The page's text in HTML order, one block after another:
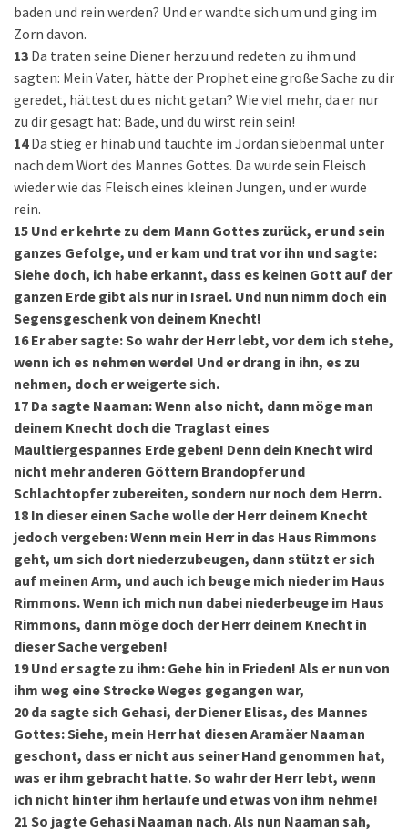
baden und rein werden? Und er wandte sich um und ging im
Zorn davon.
13 Da traten seine Diener herzu und redeten zu ihm und
sagten: Mein Vater, hätte der Prophet eine große Sache zu dir
geredet, hättest du es nicht getan? Wie viel mehr, da er nur
zu dir gesagt hat: Bade, und du wirst rein sein!
14 Da stieg er hinab und tauchte im Jordan siebenmal unter
nach dem Wort des Mannes Gottes. Da wurde sein Fleisch
wieder wie das Fleisch eines kleinen Jungen, und er wurde
rein.
15 Und er kehrte zu dem Mann Gottes zurück, er und sein
ganzes Gefolge, und er kam und trat vor ihn und sagte:
Siehe doch, ich habe erkannt, dass es keinen Gott auf der
ganzen Erde gibt als nur in Israel. Und nun nimm doch ein
Segensgeschenk von deinem Knecht!
16 Er aber sagte: So wahr der Herr lebt, vor dem ich stehe,
wenn ich es nehmen werde! Und er drang in ihn, es zu
nehmen, doch er weigerte sich.
17 Da sagte Naaman: Wenn also nicht, dann möge man
deinem Knecht doch die Traglast eines
Maultiergespannes Erde geben! Denn dein Knecht wird
nicht mehr anderen Göttern Brandopfer und
Schlachtopfer zubereiten, sondern nur noch dem Herrn.
18 In dieser einen Sache wolle der Herr deinem Knecht
jedoch vergeben: Wenn mein Herr in das Haus Rimmons
geht, um sich dort niederzubeugen, dann stützt er sich
auf meinen Arm, und auch ich beuge mich nieder im Haus
Rimmons. Wenn ich mich nun dabei niederbeuge im Haus
Rimmons, dann möge doch der Herr deinem Knecht in
dieser Sache vergeben!
19 Und er sagte zu ihm: Gehe hin in Frieden! Als er nun von
ihm weg eine Strecke Weges gegangen war,
20 da sagte sich Gehasi, der Diener Elisas, des Mannes
Gottes: Siehe, mein Herr hat diesen Aramäer Naaman
geschont, dass er nicht aus seiner Hand genommen hat,
was er ihm gebracht hatte. So wahr der Herr lebt, wenn
ich nicht hinter ihm herlaufe und etwas von ihm nehme!
21 So jagte Gehasi Naaman nach. Als nun Na­aman sah,